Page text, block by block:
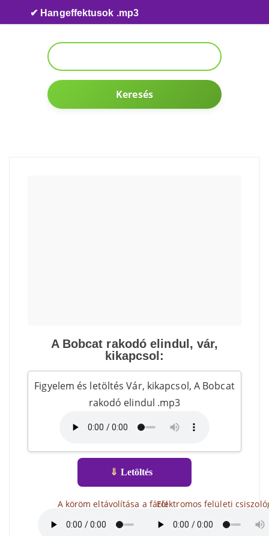
Skip to content
✔ Hangeffektusok .mp3
Keresés
A Bobcat rakodó elindul, vár,
kikapcsol:
Figyelem és letöltés Vár, kikapcsol, A Bobcat
rakodó elindul .mp3
⇓ Letöltés
A köröm eltávolítása a fárólElektromos felületi